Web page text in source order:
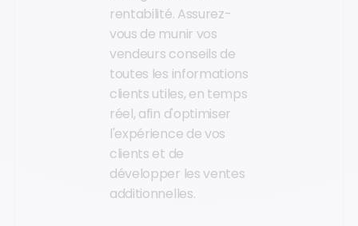
rentabilité. Assurez-
vous de munir vos
vendeurs conseils de
toutes les informations
clients utiles, en temps
réel, afin d'optimiser
l'expérience de vos
clients et de
développer les ventes
additionnelles.